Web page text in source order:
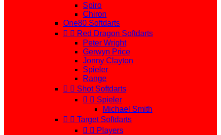
Spiro
Chiron
One80 Softdarts
  Red Dragon Softdarts
Peter Wright
Gerwyn Price
Jonny Clayton
Spieler
Range
  Shot Softdarts
  Spieler
Michael Smith
  Target Softdarts
  Players